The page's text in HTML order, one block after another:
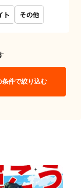
ト その他
条件で絞り込む